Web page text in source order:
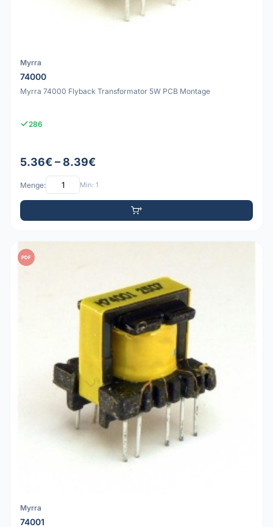
Myrra
74000
Myrra 74000 Flyback Transformator 5W PCB Montage
286
5.36€ – 8.39€
Menge: Min: 1
PDF
Myrra
74001